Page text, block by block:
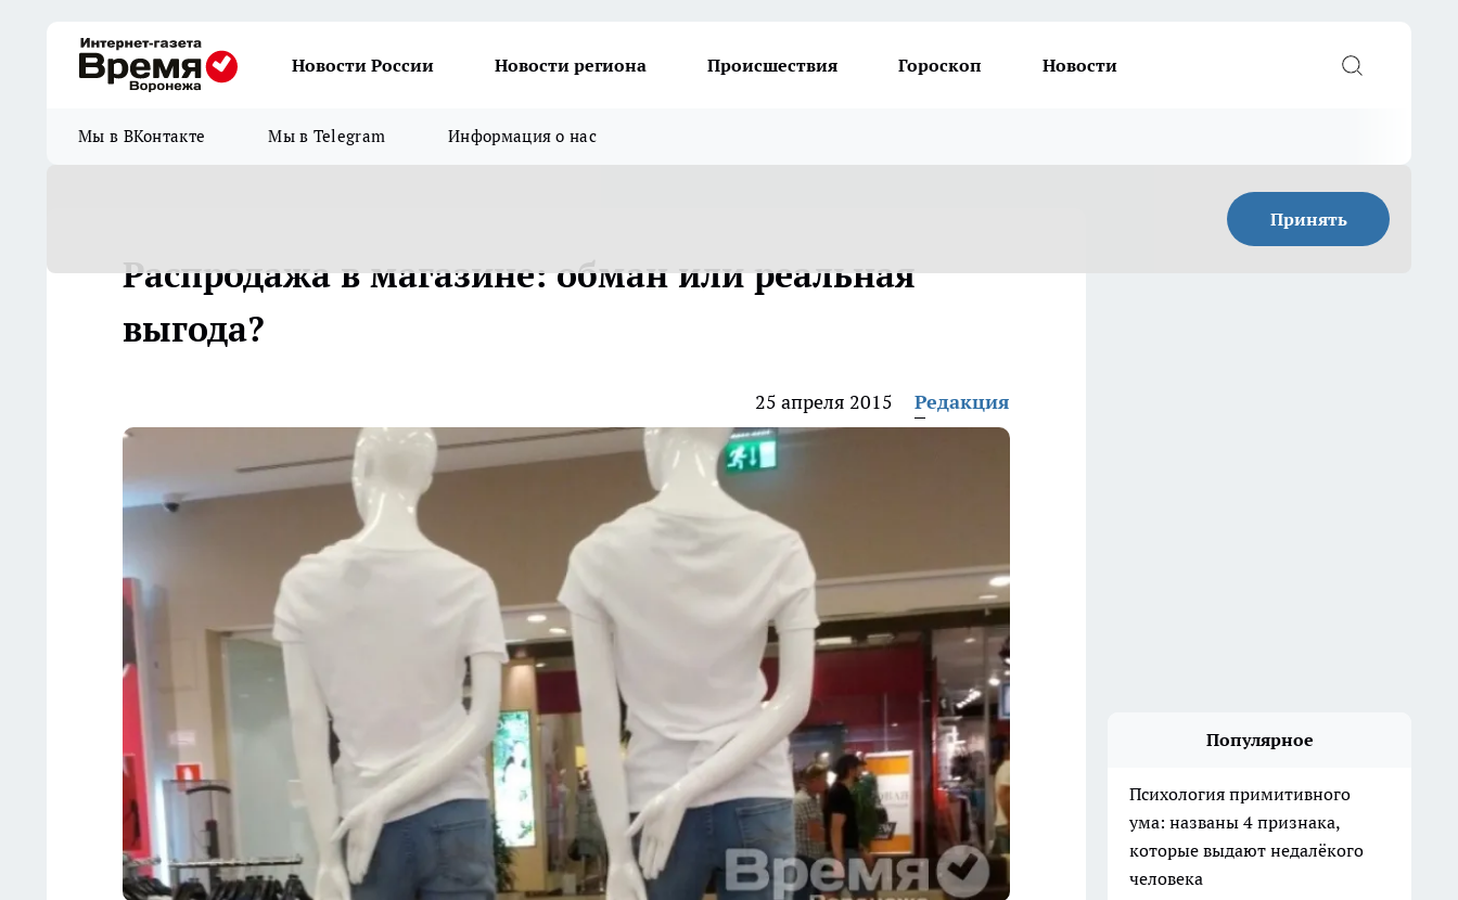
Новости России Новости региона Происшествия Гороскоп Новости
Мы в ВКонтакте Мы в Telegram Информация о нас
Принять
Распродажа в магазине: обман или реальная
выгода?
25 апреля 2015 Редакция
Популярное
Психология примитивного
ума: названы 4 признака,
которые выдают недалёкого
человека